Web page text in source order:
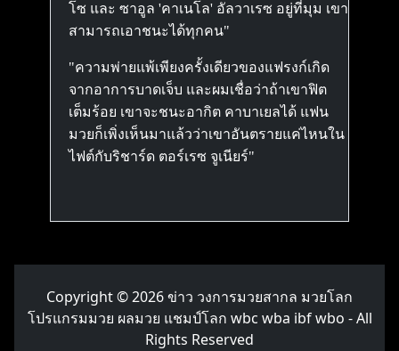
โซ และ ซาอูล 'คาเนโล' อัลวาเรซ อยู่ที่มุม เขา
สามารถเอาชนะได้ทุกคน"
"ความพ่ายแพ้เพียงครั้งเดียวของแฟรงก์เกิด
จากอาการบาดเจ็บ และผมเชื่อว่าถ้าเขาฟิต
เต็มร้อย เขาจะชนะอากิต คาบาเยลได้ แฟน
มวยก็เพิ่งเห็นมาแล้วว่าเขาอันตรายแค่ไหนใน
ไฟต์กับริชาร์ด ตอร์เรซ จูเนียร์"
Copyright © 2026ข่าว วงการมวยสากล มวยโลก
โปรแกรมมวย ผลมวย แชมป์โลก wbc wba ibf wbo - All
Rights Reserved